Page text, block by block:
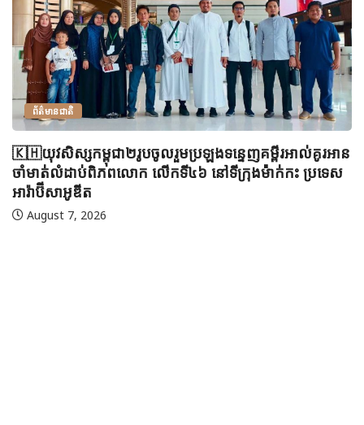
ព័ត៌មានជាតិ
🇰🇭យុវសិស្សកម្ពុជា២រូបចូលរួមប្រឡងទន្ទេញគម្ពីរអាល់គូរអាន
ចាំមាត់លំដាប់ពិភពលោក លើកទី៤៦ នៅទីក្រុងម៉ាក់កះ ប្រទេស
អារ៉ាប៊ីសាអូឌីត
August 7, 2026